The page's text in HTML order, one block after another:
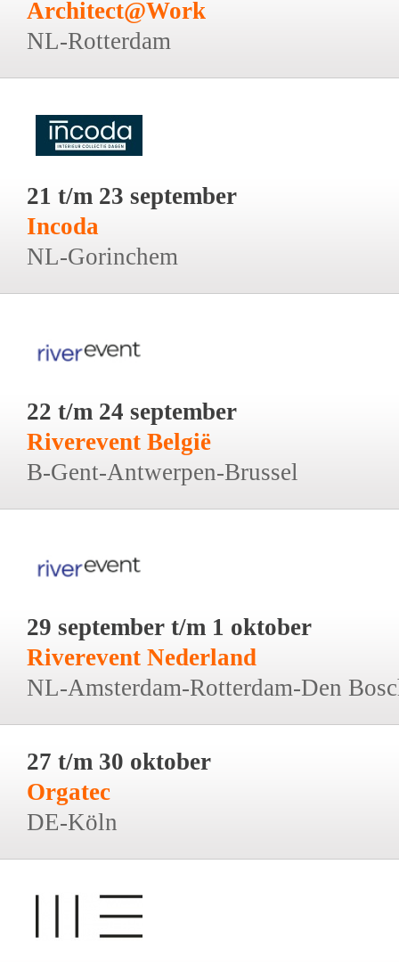
Architect@Work
NL-Rotterdam
21 t/m 23 september
Incoda
NL-Gorinchem
22 t/m 24 september
Riverevent België
B-Gent-Antwerpen-Brussel
29 september t/m 1 oktober
Riverevent Nederland
NL-Amsterdam-Rotterdam-Den
27 t/m 30 oktober
Orgatec
DE-Köln